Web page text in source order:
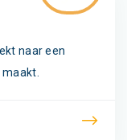
naar een